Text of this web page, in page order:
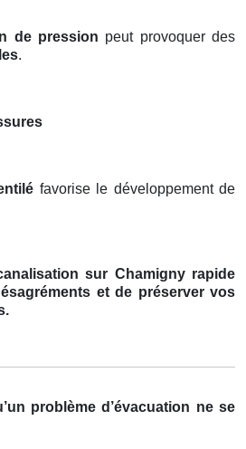
de pression peut provoquer des
.
favorise le développement de
sur Chamigny rapide
et de préserver vos
problème d’évacuation ne se